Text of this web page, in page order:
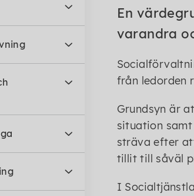
En
varandra
från ledorden
Grundsyn är
situation
sträva efter
tillit till såväl
I